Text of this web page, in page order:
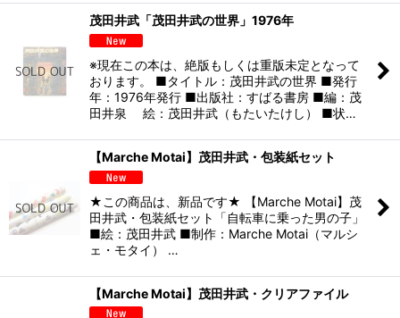
茂田井武「茂田井武の世界」1976年
※現在この本は、絶版もしくは重版未定となって
おります。 ■タイトル：茂田井武の世界 ■発行
年：1976年発行 ■出版社：すばる書房 ■編：茂
田井泉 絵：茂田井武（もたいたけし） ■状…
【Marche Motai】茂田井武・包装紙セット
★この商品は、新品です★ 【Marche Motai】茂
田井武・包装紙セット「自転車に乗った男の子」
■絵：茂田井武 ■制作：Marche Motai（マルシ
ェ・モタイ） …
【Marche Motai】茂田井武・クリアファイル